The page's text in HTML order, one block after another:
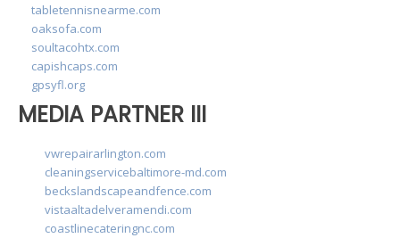
tabletennisnearme.com
oaksofa.com
soultacohtx.com
capishcaps.com
gpsyfl.org
MEDIA PARTNER III
vwrepairarlington.com
cleaningservicebaltimore-md.com
beckslandscapeandfence.com
vistaaltadelveramendi.com
coastlinecateringnc.com